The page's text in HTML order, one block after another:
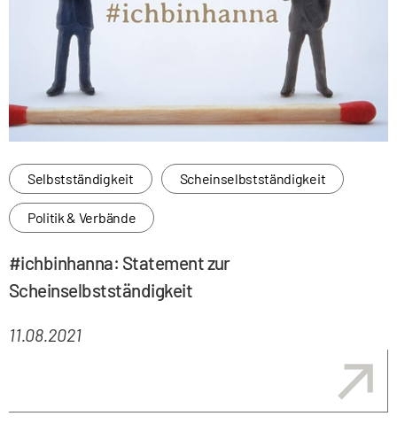
Selbstständigkeit Scheinselbstständigkeit
Politik & Verbände
#ichbinhanna: Statement zur
Scheinselbstständigkeit
11.08.2021